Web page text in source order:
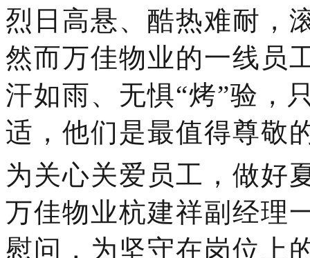
烈日高悬、酷热难耐，
然而万佳物业的一线员
汗如雨、无惧“烤”验，
适，他们是最值得尊敬
为关心关爱员工，做好
万佳物业杭建祥副经理
慰问，为坚守在岗位上